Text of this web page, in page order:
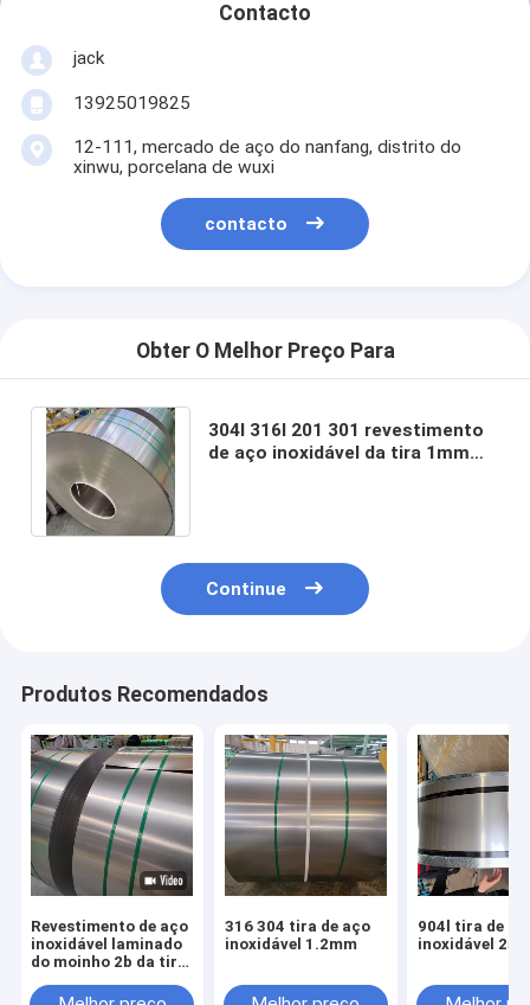
Contacto
jack
13925019825
12-111, mercado de aço do nanfang, distrito do
xinwu, porcelana de wuxi
contacto
Obter O Melhor Preço Para
304l 316l 201 301 revestimento
de aço inoxidável da tira 1mm
Continue
Produtos Recomendados
Revestimento de aço
inoxidável laminado
do moinho 2b da tira
316 304 tira de aço
inoxidável 1.2mm
904l tira de
inoxidável